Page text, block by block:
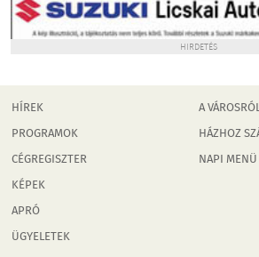
HIRDETÉS
HÍREK
PROGRAMOK
CÉGREGISZTER
KÉPEK
APRÓ
ÜGYELETEK
A
HÁZHOZ
NAPI MENÜ